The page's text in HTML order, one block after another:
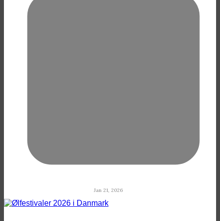
Jan 21, 2026